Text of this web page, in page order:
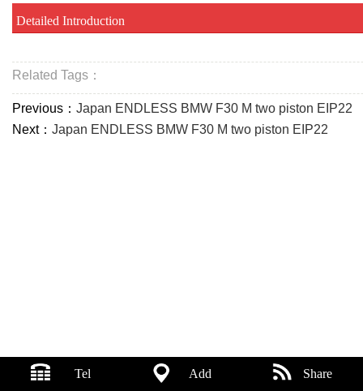
Detailed Introduction
Related Tags：
Previous： Japan ENDLESS BMW F30 M two piston EIP22
Next： Japan ENDLESS BMW F30 M two piston EIP22
Tel Add Share